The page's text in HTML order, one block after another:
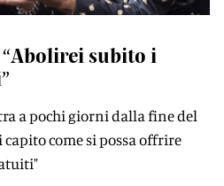
subito i
a pochi giorni dalla fine del
come si possa offrire